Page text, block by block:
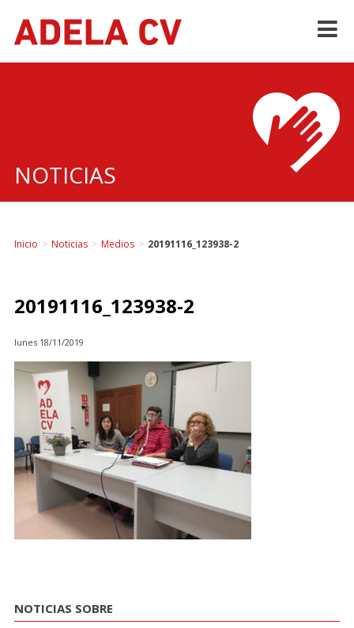
NOTICIAS
Inicio > Noticias > Medios > 20191116_123938-2
20191116_123938-2
lunes 18/11/2019
NOTICIAS SOBRE